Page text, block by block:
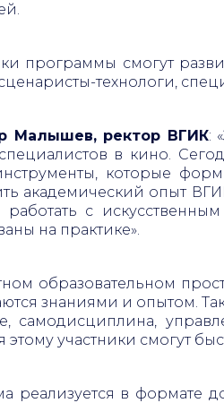
программы смогут
сценаристы-технологи,
Малышев, ректор ВГИК:
в кино.
которые
академический опыт
работать с
на практике».
образовательном
знаниями и опытом.
самодисциплина,
этому участники смогут
реализуется в формате